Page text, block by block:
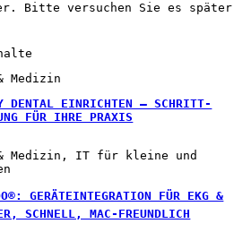
Bitte versuchen Sie es später
Medizin
DENTAL EINRICHTEN – SCHRITT-
FÜR IHRE PRAXIS
Medizin, IT für kleine und
GERÄTEINTEGRATION FÜR EKG &
SCHNELL, MAC-FREUNDLICH